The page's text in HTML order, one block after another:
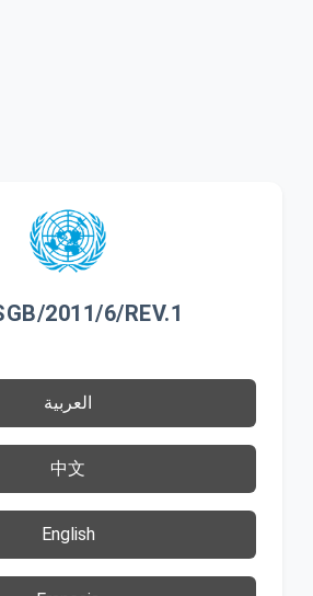
2011/6/REV.1
العربية
中文
English